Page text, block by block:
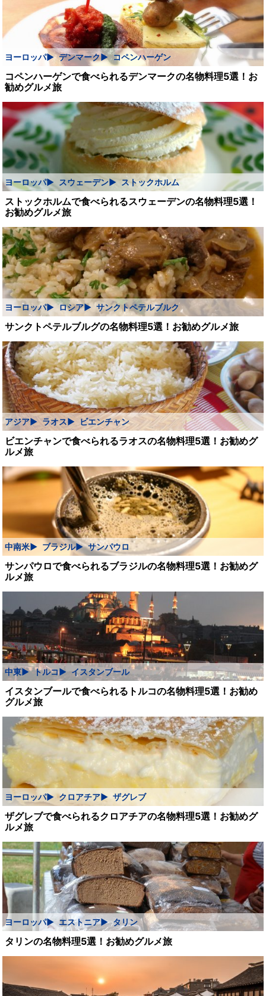
ヨーロッパ デンマーク コペンハーゲン
コペンハーゲンで食べられるデンマークの名物料理5選！お
勧めグルメ旅
ヨーロッパ スウェーデン ストックホルム
ストックホルムで食べられるスウェーデンの名物料理5選！
お勧めグルメ旅
ヨーロッパ ロシア サンクトペテルブルク
サンクトペテルブルグの名物料理5選！お勧めグルメ旅
アジア ラオス ビエンチャン
ビエンチャンで食べられるラオスの名物料理5選！お勧めグ
ルメ旅
中南米 ブラジル サンパウロ
サンパウロで食べられるブラジルの名物料理5選！お勧めグ
ルメ旅
中東 トルコ イスタンブール
イスタンブールで食べられるトルコの名物料理5選！お勧め
グルメ旅
ヨーロッパ クロアチア ザグレブ
ザグレブで食べられるクロアチアの名物料理5選！お勧めグ
ルメ旅
ヨーロッパ エストニア タリン
タリンの名物料理5選！お勧めグルメ旅